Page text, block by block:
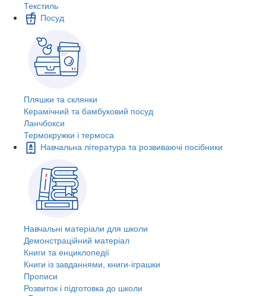
Текстиль
Посуд
Пляшки та склянки
Керамічний та бамбуковий посуд
Ланчбокси
Термокружки і термоса
Навчальна література та розвиваючі посібники
Навчальні матеріали для школи
Демонстраційний матеріал
Книги та енциклопедії
Книги із завданнями, книги-іграшки
Прописи
Розвиток і підготовка до школи